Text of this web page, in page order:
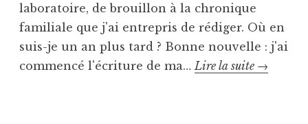
laboratoire, de brouillon à la chronique
familiale que j'ai entrepris de rédiger. Où en
suis-je un an plus tard ? Bonne nouvelle : j'ai
commencé l'écriture de ma… Lire la suite Point
→